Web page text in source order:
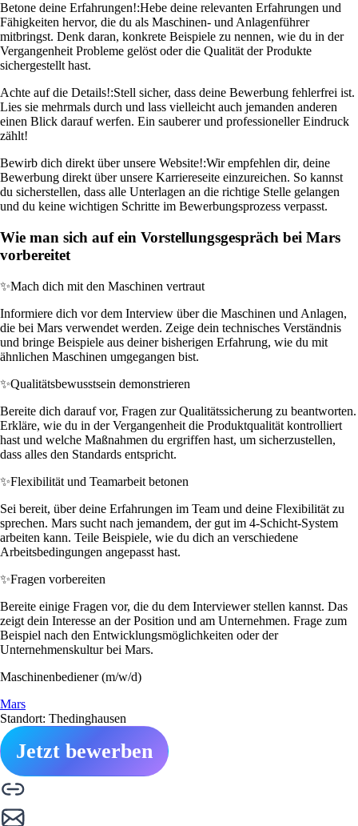
Betone deine Erfahrungen!:Hebe deine relevanten Erfahrungen und
Fähigkeiten hervor, die du als Maschinen- und Anlagenführer
mitbringst. Denk daran, konkrete Beispiele zu nennen, wie du in der
Vergangenheit Probleme gelöst oder die Qualität der Produkte
sichergestellt hast.
Achte auf die Details!:Stell sicher, dass deine Bewerbung fehlerfrei ist.
Lies sie mehrmals durch und lass vielleicht auch jemanden anderen
einen Blick darauf werfen. Ein sauberer und professioneller Eindruck
zählt!
Bewirb dich direkt über unsere Website!:Wir empfehlen dir, deine
Bewerbung direkt über unsere Karriereseite einzureichen. So kannst
du sicherstellen, dass alle Unterlagen an die richtige Stelle gelangen
und du keine wichtigen Schritte im Bewerbungsprozess verpasst.
Wie man sich auf ein Vorstellungsgespräch bei Mars
vorbereitet
✨Mach dich mit den Maschinen vertraut
Informiere dich vor dem Interview über die Maschinen und Anlagen,
die bei Mars verwendet werden. Zeige dein technisches Verständnis
und bringe Beispiele aus deiner bisherigen Erfahrung, wie du mit
ähnlichen Maschinen umgegangen bist.
✨Qualitätsbewusstsein demonstrieren
Bereite dich darauf vor, Fragen zur Qualitätssicherung zu beantworten.
Erkläre, wie du in der Vergangenheit die Produktqualität kontrolliert
hast und welche Maßnahmen du ergriffen hast, um sicherzustellen,
dass alles den Standards entspricht.
✨Flexibilität und Teamarbeit betonen
Sei bereit, über deine Erfahrungen im Team und deine Flexibilität zu
sprechen. Mars sucht nach jemandem, der gut im 4-Schicht-System
arbeiten kann. Teile Beispiele, wie du dich an verschiedene
Arbeitsbedingungen angepasst hast.
✨Fragen vorbereiten
Bereite einige Fragen vor, die du dem Interviewer stellen kannst. Das
zeigt dein Interesse an der Position und am Unternehmen. Frage zum
Beispiel nach den Entwicklungsmöglichkeiten oder der
Unternehmenskultur bei Mars.
Maschinenbediener (m/w/d)
Mars
Standort: Thedinghausen
Jetzt bewerben